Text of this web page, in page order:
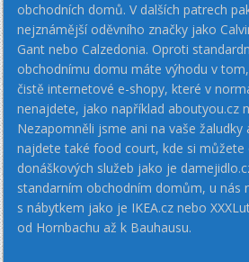
obchodních domů. V dalších patrech
nejznámější oděvního značky jako
Gant nebo Calzedonia. Oproti
obchodnímu domu máte výhodu v
čistě internetové e-shopy, které v
nenajdete, jako například aboutyou.cz
Nezapomněli jsme ani na vaše
najdete také food court, kde si můžete
donáškových služeb jako je
standarním obchodním domům, u nás
s nábytkem jako je IKEA.cz nebo
od Hornbachu až k Bauhausu.